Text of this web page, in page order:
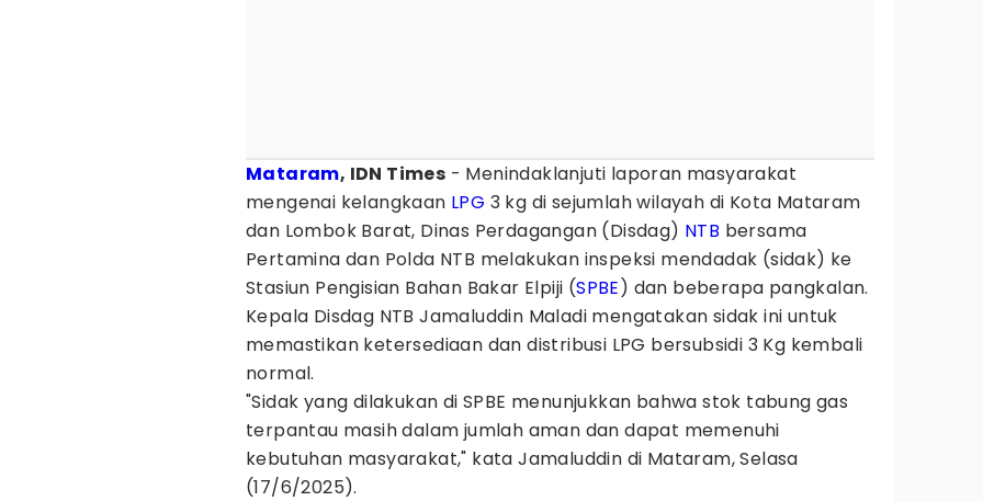
Mataram, IDN Times - Menindaklanjuti laporan masyarakat
mengenai kelangkaan LPG 3 kg di sejumlah wilayah di Kota Mataram
dan Lombok Barat, Dinas Perdagangan (Disdag) NTB bersama
Pertamina dan Polda NTB melakukan inspeksi mendadak (sidak) ke
Stasiun Pengisian Bahan Bakar Elpiji (SPBE) dan beberapa pangkalan.
Kepala Disdag NTB Jamaluddin Maladi mengatakan sidak ini untuk
memastikan ketersediaan dan distribusi LPG bersubsidi 3 Kg kembali
normal.
"Sidak yang dilakukan di SPBE menunjukkan bahwa stok tabung gas
terpantau masih dalam jumlah aman dan dapat memenuhi
kebutuhan masyarakat," kata Jamaluddin di Mataram, Selasa
(17/6/2025).